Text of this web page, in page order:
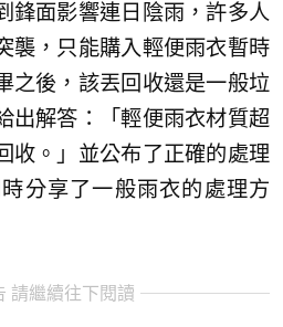
鋒面影響連日陰雨，許多人
襲，只能購入輕便雨衣暫時
之後，該丟回收還是一般垃
出解答：「輕便雨衣材質超
收。」並公布了正確的處理
分享了一般雨衣的處理方
請繼續往下閱讀